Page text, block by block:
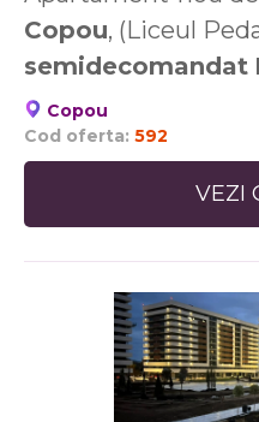
Copou, (Liceul
semidecomandat
Copou
Cod oferta: 592
VEZI